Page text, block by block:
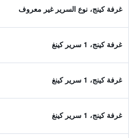
غرفة كينج، نوع السرير غير معروف
غرفة كينج، 1 سرير كينغ
غرفة كينج، 1 سرير كينغ
غرفة كينج، 1 سرير كينغ